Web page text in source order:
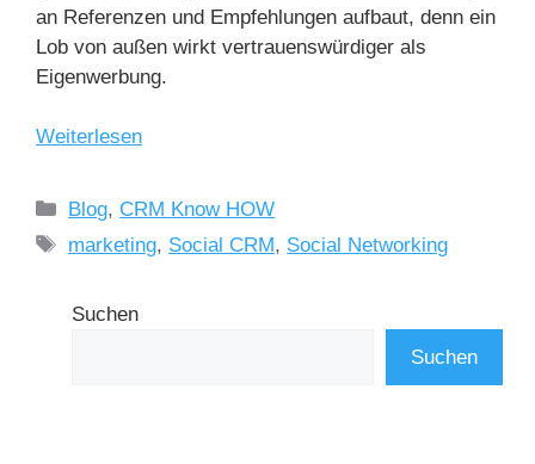
an Referenzen und Empfehlungen aufbaut, denn ein
Lob von außen wirkt vertrauenswürdiger als
Eigenwerbung.
Weiterlesen
Blog, CRM Know HOW
marketing, Social CRM, Social Networking
Suchen
Suchen